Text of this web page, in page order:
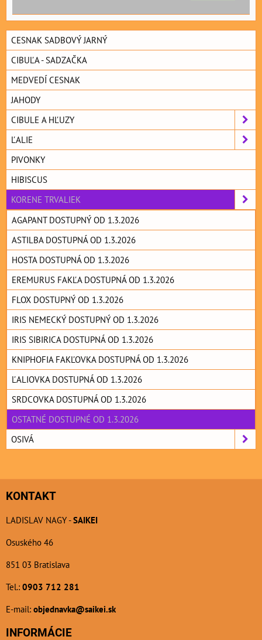
CESNAK SADBOVÝ JARNÝ
CIBUĽA - SADZAČKA
MEDVEDÍ CESNAK
JAHODY
CIBULE A HĽUZY
ĽALIE
PIVONKY
HIBISCUS
KORENE TRVALIEK
AGAPANT DOSTUPNÝ OD 1.3.2026
ASTILBA DOSTUPNÁ OD 1.3.2026
HOSTA DOSTUPNÁ OD 1.3.2026
EREMURUS FAKĽA DOSTUPNÁ OD 1.3.2026
FLOX DOSTUPNÝ OD 1.3.2026
IRIS NEMECKÝ DOSTUPNÝ OD 1.3.2026
IRIS SIBIRICA DOSTUPNÁ OD 1.3.2026
KNIPHOFIA FAKĽOVKA DOSTUPNÁ OD 1.3.2026
ĽALIOVKA DOSTUPNÁ OD 1.3.2026
SRDCOVKA DOSTUPNÁ OD 1.3.2026
OSTATNÉ DOSTUPNÉ OD 1.3.2026
OSIVÁ
KONTAKT
LADISLAV NAGY -SAIKEI
Osuského 46
851 03 Bratislava
Tel.: 0903 712 281
E-mail: objednavka@saikei.sk
INFORMÁCIE